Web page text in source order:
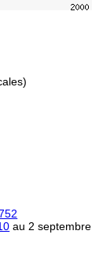
au 2 septembre